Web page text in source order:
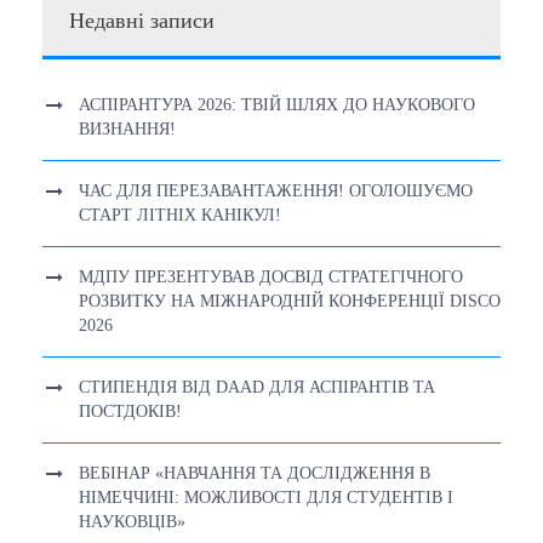
Недавні записи
АСПІРАНТУРА 2026: ТВІЙ ШЛЯХ ДО НАУКОВОГО
ВИЗНАННЯ!
ЧАС ДЛЯ ПЕРЕЗАВАНТАЖЕННЯ! ОГОЛОШУЄМО
СТАРТ ЛІТНІХ КАНІКУЛ!
МДПУ ПРЕЗЕНТУВАВ ДОСВІД СТРАТЕГІЧНОГО
РОЗВИТКУ НА МІЖНАРОДНІЙ КОНФЕРЕНЦІЇ DISCO
2026
СТИПЕНДІЯ ВІД DAAD ДЛЯ АСПІРАНТІВ ТА
ПОСТДОКІВ!
ВЕБІНАР «НАВЧАННЯ ТА ДОСЛІДЖЕННЯ В
НІМЕЧЧИНІ: МОЖЛИВОСТІ ДЛЯ СТУДЕНТІВ І
НАУКОВЦІВ»